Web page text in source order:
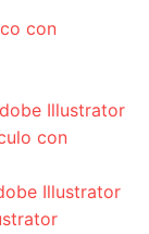
con
Illustrator
con
Illustrator